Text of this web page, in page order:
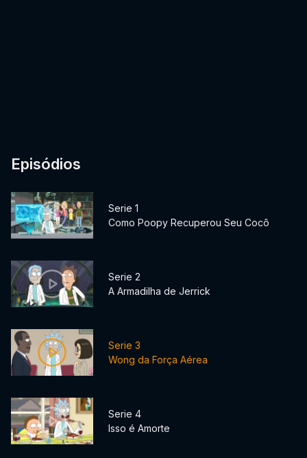
Episódios
Serie 1
Como Poopy Recuperou Seu Cocô
Serie 2
A Armadilha de Jerrick
Serie 3
Wong da Força Aérea
Serie 4
Isso é Amorte